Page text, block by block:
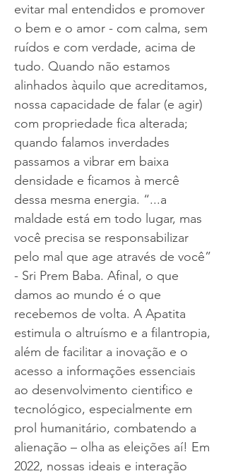
evitar mal entendidos e promover
o bem e o amor - com calma, sem
ruídos e com verdade, acima de
tudo. Quando não estamos
alinhados àquilo que acreditamos,
nossa capacidade de falar (e agir)
com propriedade fica alterada;
quando falamos inverdades
passamos a vibrar em baixa
densidade e ficamos à mercê
dessa mesma energia. “...a
maldade está em todo lugar, mas
você precisa se responsabilizar
pelo mal que age através de você”
- Sri Prem Baba. Afinal, o que
damos ao mundo é o que
recebemos de volta. A Apatita
estimula o altruísmo e a filantropia,
além de facilitar a inovação e o
acesso a informações essenciais
ao desenvolvimento cientifico e
tecnológico, especialmente em
prol humanitário, combatendo a
alienação – olha as eleições aí! Em
2022, nossas ideais e interação